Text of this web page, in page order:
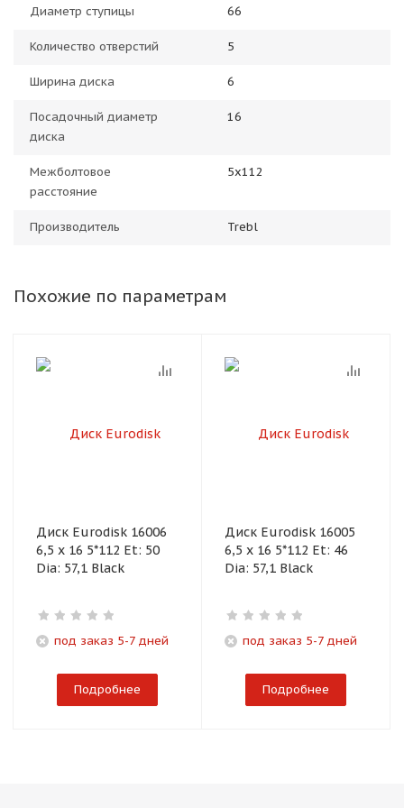
Диаметр ступицы 66
Количество отверстий 5
Ширина диска 6
Посадочный диаметр
диска
16
Межболтовое
расстояние
5x112
Производитель Trebl
Похожие по параметрам
Диск Eurodisk 16006
6,5 x 16 5*112 Et: 50
Dia: 57,1 Black
под заказ 5-7 дней
Подробнее
Диск Eurodisk 16005
6,5 x 16 5*112 Et: 46
Dia: 57,1 Black
под заказ 5-7 дней
Подробнее